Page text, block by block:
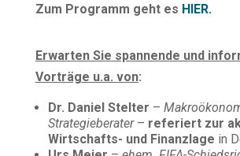
Zum Programm geht es HIER.
Erwarten Sie spannende und
Vorträge u.a. von:
Dr. Daniel Stelter –
Strategieberater– referiert zur
Wirtschafts- und Finanzlage in